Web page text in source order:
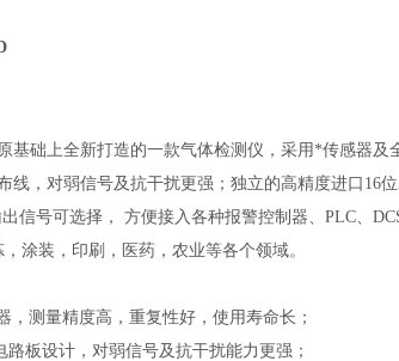
基础上全新打造的一款气体检测仪，采用*传感器
线，对弱信号及抗干扰更强；独立的高精度进口16
出信号可选择， 方便接入各种报警控制器、PLC、
涂装，印刷，医药，农业等各个领域。
测量精度高，重复性好，使用寿命长；
板设计，对弱信号及抗干扰能力更强；